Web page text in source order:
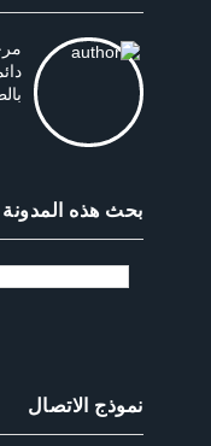
بحث هذه المدونة
نموذج الاتصال